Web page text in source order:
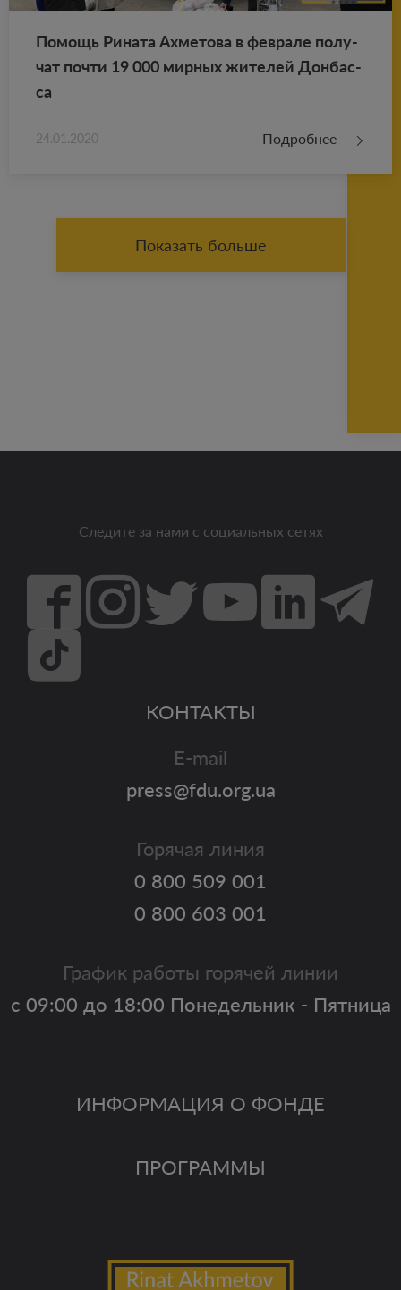
По­мощь Ри­на­та Ах­ме­то­ва в фев­ра­ле по­лу­
чат почти 19 000 мир­ных жи­те­лей Дон­бас­
са
24.01.2020 Подробнее
Показать больше
Следите за нами с социальных сетях
ИНФОРМАЦИЯ О ФОНДЕ
ПРОГРАММЫ
КОНТАКТЫ
E-mail
press@fdu.org.ua
Горячая линия
0 800 509 001
0 800 603 001
График работы горячей линии
с 09:00 до 18:00 Понедельник - Пятница